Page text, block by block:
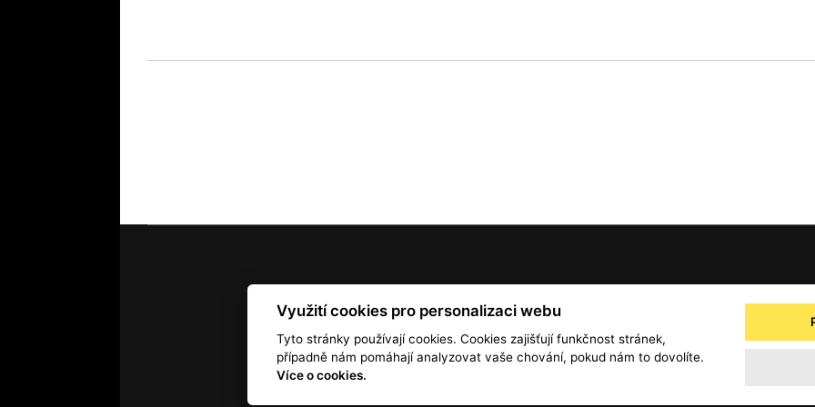
© 2001 — 2026 Copyright CMI News a dodavatelé obsahu. | Cookies
Zpracování osobních
Obchodní podmínky office@info.cz
Využití cookies pro personalizaci webu
Tyto stránky používají cookies. Cookies zajišťují funkčnost stránek,
případně nám pomáhají analyzovat vaše chování, pokud nám to dovolíte.
Více o cookies.